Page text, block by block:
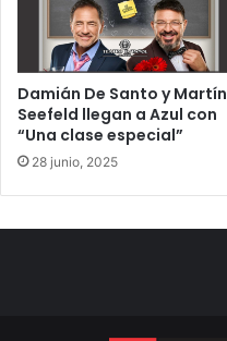
Damián De Santo y Martín
Seefeld llegan a Azul con
“Una clase especial”
28 junio, 2025